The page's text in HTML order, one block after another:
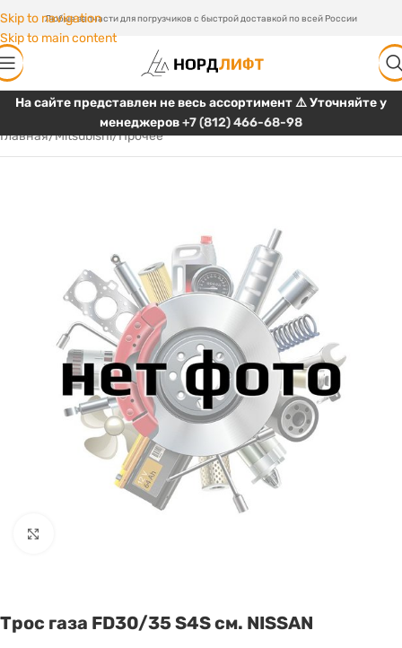
Skip to navigation
Skip to main content
Любые запчасти для погрузчиков с быстрой доставкой по всей России
На сайте представлен не весь ассортимент ⚠️ Уточняйте у
менеджеров+7 (812) 466-68-98
Главная/Mitsubishi/Прочее
Трос газа FD30/35 S4S см. NISSAN